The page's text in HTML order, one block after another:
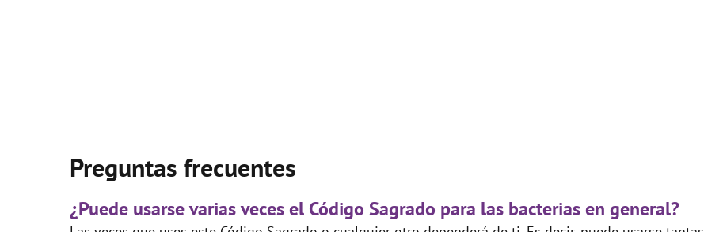
Preguntas frecuentes
¿Puede usarse varias veces el Código Sagrado para las bacterias en general?